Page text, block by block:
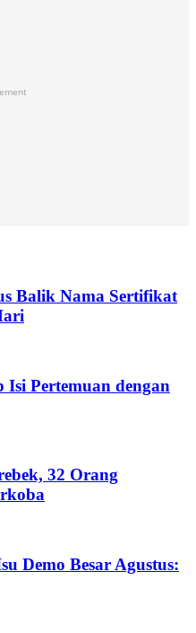
Balik Nama Sertifikat
Isi Pertemuan dengan
32 Orang
Demo Besar Agustus: